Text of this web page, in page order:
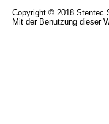
Copyright © 2018 Stentec
Mit der Benutzung dieser